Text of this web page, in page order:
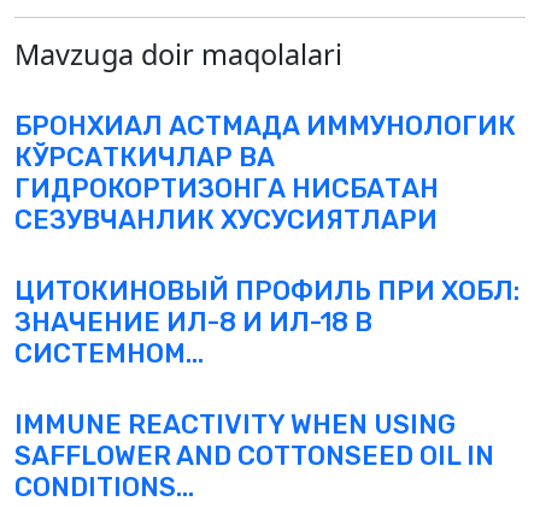
Mavzuga doir maqolalari
БРОНХИАЛ АСТМАДА ИММУНОЛОГИК
КЎРСАТКИЧЛАР ВА
ГИДРОКОРТИЗОНГА НИСБАТАН
СЕЗУВЧАНЛИК ХУСУСИЯТЛАРИ
ЦИТОКИНОВЫЙ ПРОФИЛЬ ПРИ ХОБЛ:
ЗНАЧЕНИЕ ИЛ-8 И ИЛ-18 В
СИСТЕМНОМ...
IMMUNE REACTIVITY WHEN USING
SAFFLOWER AND COTTONSEED OIL IN
CONDITIONS...